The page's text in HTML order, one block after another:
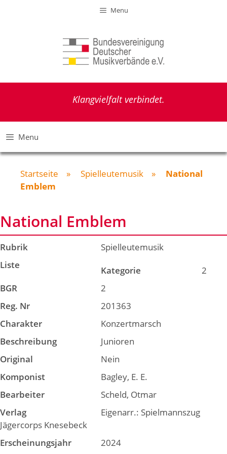
Menu
Klangvielfalt verbindet.
Menu
Startseite » Spielleutemusik » National
Emblem
National Emblem
Rubrik
Spielleutemusik
Liste
Kategorie
2
BGR
2
Reg. Nr
201363
Charakter
Konzertmarsch
Beschreibung
Junioren
Original
Nein
Komponist
Bagley, E. E.
Bearbeiter
Scheld, Otmar
Verlag
Eigenarr.: Spielmannszug
Jägercorps Knesebeck
Erscheinungsjahr
2024